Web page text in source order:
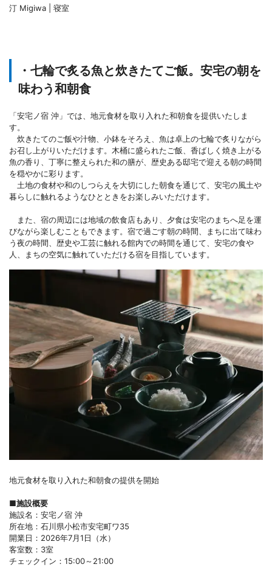
汀 Migiwa | 寝室
・七輪で炙る魚と炊きたてご飯。安宅の朝を
味わう和朝食
「安宅ノ宿 沖」では、地元食材を取り入れた和朝食を提供いたしま
す。
炊きたてのご飯や汁物、小鉢をそろえ、魚は卓上の七輪で炙りながら
お召し上がりいただけます。木桶に盛られたご飯、香ばしく焼き上がる
魚の香り、丁寧に整えられた和の膳が、歴史ある邸宅で迎える朝の時間
を穏やかに彩ります。
土地の食材や和のしつらえを大切にした朝食を通じて、安宅の風土や
暮らしに触れるようなひとときをお楽しみいただけます。
また、宿の周辺には地域の飲食店もあり、夕食は安宅のまちへ足を運
びながら楽しむこともできます。宿で過ごす朝の時間、まちに出て味わ
う夜の時間、歴史や工芸に触れる館内での時間を通じて、安宅の食や
人、まちの空気に触れていただける宿を目指しています。
地元食材を取り入れた和朝食の提供を開始
■施設概要
施設名：安宅ノ宿 沖
所在地：石川県小松市安宅町ワ35
開業日：2026年7月1日（水）
客室数：3室
チェックイン：15:00～21:00